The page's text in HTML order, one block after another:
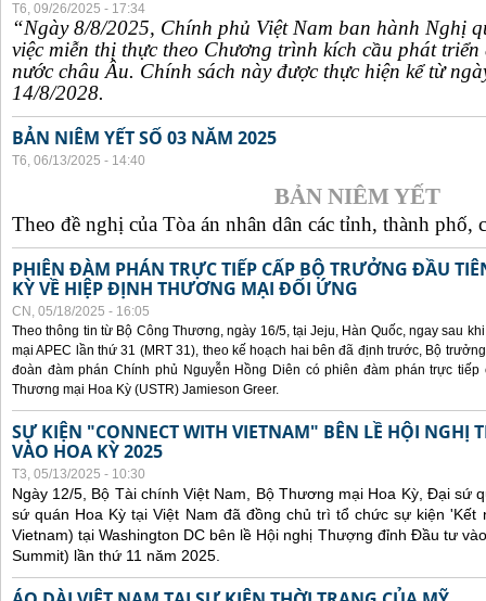
T6, 09/26/2025 - 17:34
“Ngày 8/8/2025, Chính phủ Việt Nam ban hành Nghị
việc miễn thị thực theo Chương trình kích cầu phát
nước châu Âu. Chính sách này được thực hiện kể từ
14/8/2028.
BẢN NIÊM YẾT SỐ 03 NĂM 2025
T6, 06/13/2025 - 14:40
BẢN NIÊM YẾT
Theo đề nghị của Tòa án nhân dân các tỉnh, thành phố,
PHIÊN ĐÀM PHÁN TRỰC TIẾP CẤP BỘ TRƯỞNG ĐẦU
KỲ VỀ HIỆP ĐỊNH THƯƠNG MẠI ĐỐI ỨNG
CN, 05/18/2025 - 16:05
Theo thông tin từ Bộ Công Thương, ngày 16/5, tại Jeju, Hàn Quốc, ngay sau
mại APEC lần thứ 31 (MRT 31), theo kế hoạch hai bên đã định trước, Bộ
đoàn đàm phán Chính phủ Nguyễn Hồng Diên có phiên đàm phán trực
Thương mại Hoa Kỳ (USTR) Jamieson Greer.
SỰ KIỆN "CONNECT WITH VIETNAM" BÊN LỀ HỘI
VÀO HOA KỲ 2025
T3, 05/13/2025 - 10:30
Ngày 12/5, Bộ Tài chính Việt Nam, Bộ Thương mại Hoa Kỳ, Đại sứ
sứ quán Hoa Kỳ tại Việt Nam đã đồng chủ trì tổ chức sự kiện 'Kết
Vietnam) tại Washington DC bên lề Hội nghị Thượng đỉnh Đầu tư
Summit) lần thứ 11 năm 2025.